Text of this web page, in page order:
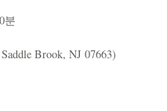
분
Brook, NJ 07663)